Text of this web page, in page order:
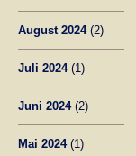
August 2024(2)
Juli 2024(1)
Juni 2024(2)
Mai 2024(1)